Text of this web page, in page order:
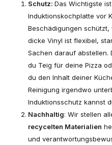
Schutz: Das Wichtigste
Induktionskochplatte vor
Beschädigungen
dicke Vinyl ist flexibel,
Sachen darauf abstellen.
du Teig für deine Pizza
du den Inhalt deiner
Reinigung irgendwo
Induktionsschutz kannst
Nachhaltig: Wir stellen
recycelten Materialien
und